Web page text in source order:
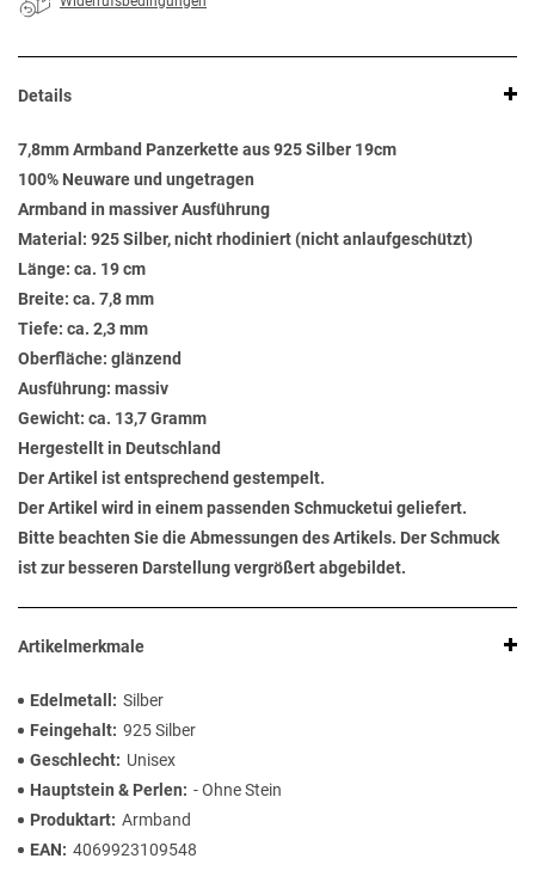
Details
7,8mm Armband Panzerkette aus 925 Silber 19cm
100% Neuware und ungetragen
Armband in massiver Ausführung
Material: 925 Silber, nicht rhodiniert (nicht anlaufgeschützt)
Länge: ca. 19 cm
Breite: ca. 7,8 mm
Tiefe: ca. 2,3 mm
Oberfläche: glänzend
Ausführung: massiv
Gewicht: ca. 13,7 Gramm
Hergestellt in Deutschland
Der Artikel ist entsprechend gestempelt.
Der Artikel wird in einem passenden Schmucketui geliefert.
Bitte beachten Sie die Abmessungen des Artikels. Der Schmuck
ist zur besseren Darstellung vergrößert abgebildet.
Artikelmerkmale
Edelmetall
Silber
Feingehalt 925 Silber
Geschlecht
Unisex
Hauptstein & Perlen
- Ohne Stein
Produktart Armband
EAN
4069923109548